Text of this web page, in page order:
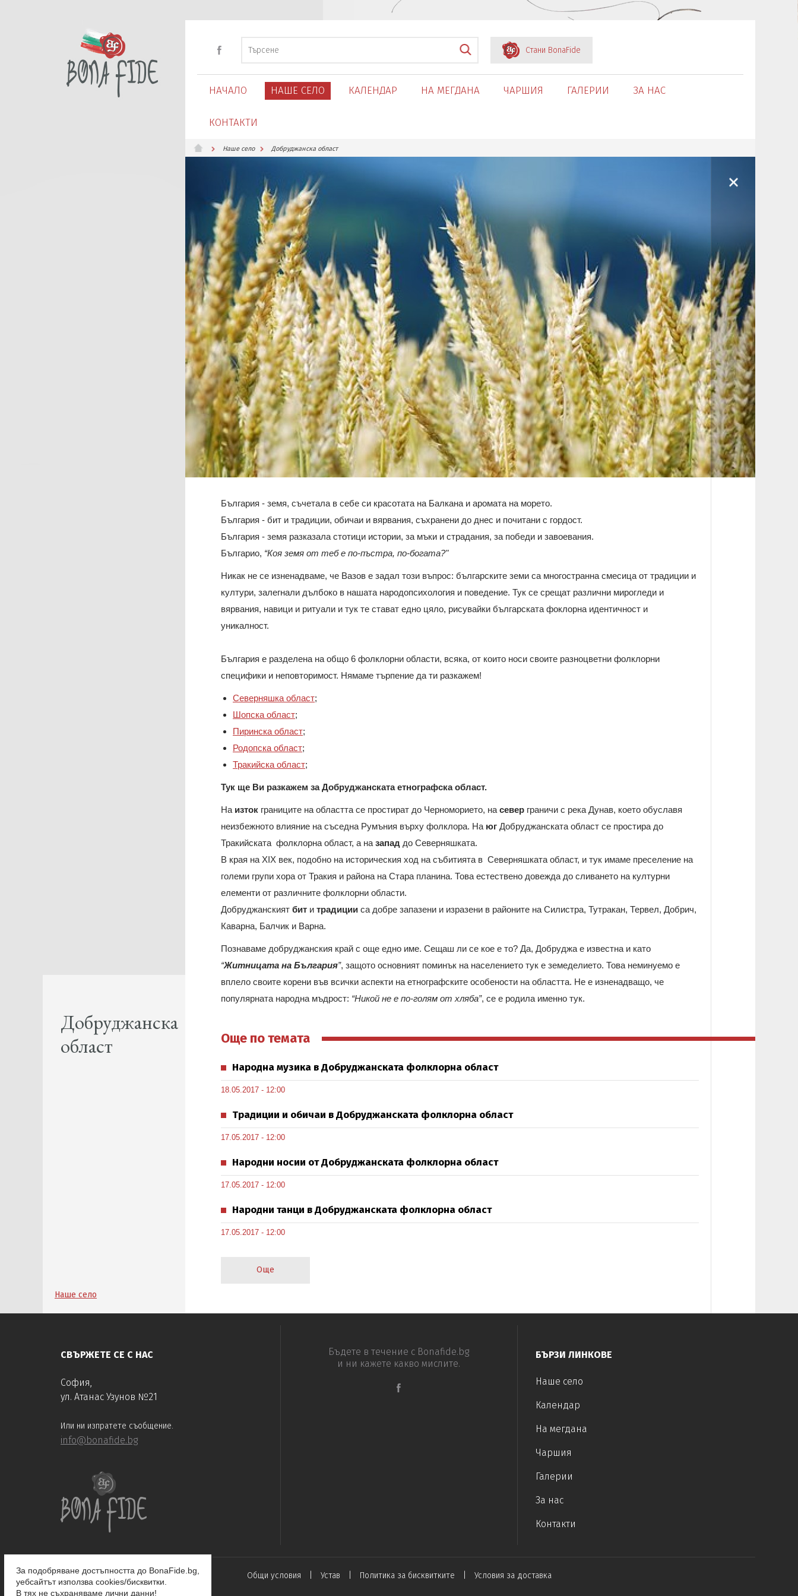
Стани BonaFide
НАЧАЛО НАШЕ СЕЛО КАЛЕНДАР НА МЕГДАНА ЧАРШИЯ ГАЛЕРИИ ЗА НАС
КОНТАКТИ
Добруджанска
област
Наше село
Наше село Добруджанска област
България - земя, съчетала в себе си красотата на Балкана и аромата на морето.
България - бит и традиции, обичаи и вярвания, съхранени до днес и почитани с гордост.
България - земя разказала стотици истории, за мъки и страдания, за победи и завоевания.
Българио, “Коя земя от теб е по-пъстра, по-богата?"
Никак не се изненадваме, че Вазов е задал този въпрос: българските земи са многостранна смесица от традиции и
култури, залегнали дълбоко в нашата народопсихология и поведение. Тук се срещат различни мирогледи и
вярвания, навици и ритуали и тук те стават едно цяло, рисувайки българската фоклорна идентичност и
уникалност.
България е разделена на общо 6 фолклорни области, всяка, от които носи своите разноцветни фолклорни
специфики и неповторимост. Нямаме търпение да ти разкажем!
Северняшка област;
Шопска област;
Пиринска област;
Родопска област;
Тракийска област;
Тук ще Ви разкажем за Добруджанската етнографска област.
На изток границите на областта се простират до Черноморието, на север граничи с река Дунав, което обуславя
неизбежното влияние на съседна Румъния върху фолклора. На юг Добруджанската област се простира до
Тракийската фолклорна област, а на запад до Северняшката.
В края на XIX век, подобно на историческия ход на събитията в Северняшката област, и тук имаме преселение на
големи групи хора от Тракия и района на Стара планина. Това естествено довежда до сливането на културни
елементи от различните фолклорни области.
Добруджанският бит и традиции са добре запазени и изразени в районите на Силистра, Тутракан, Тервел, Добрич,
Каварна, Балчик и Варна.
Познаваме добруджанския край с още едно име. Сещаш ли се кое е то? Да, Добруджа е известна и като
“Житницата на България”, защото основният поминък на населението тук е земеделието. Това неминуемо е
вплело своите корени във всички аспекти на етнографските особености на областта. Не е изненадващо, че
популярната народна мъдрост: “Никой не е по-голям от хляба”, се е родила именно тук.
Още по темата
Народна музика в Добруджанската фолклорна област
18.05.2017 - 12:00
Традиции и обичаи в Добруджанската фолклорна област
17.05.2017 - 12:00
Народни носии от Добруджанската фолклорна област
17.05.2017 - 12:00
Народни танци в Добруджанската фолклорна област
17.05.2017 - 12:00
Още
СВЪРЖЕТЕ СЕ С НАС
София,
ул. Атанас Узунов №21
Или ни изпратете съобщение.
info@bonafide.bg
Бъдете в течение с Bonafide.bg
и ни кажете какво мислите.
БЪРЗИ ЛИНКОВЕ
Наше село
Календар
На мегдана
Чаршия
Галерии
За нас
Контакти
Общи условия Устав Политика за бисквитките Условия за доставка
За подобряване достъпността до BonaFide.bg,
уебсайтът използва cookies/бисквитки.
В тях не съхраняваме лични данни!